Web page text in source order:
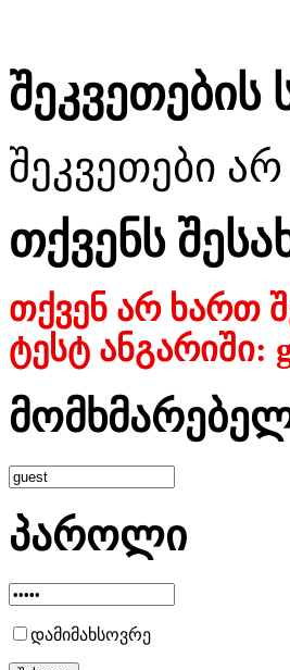
შეკვეთების
შეკვეთები
თქვენს
თქვენ არ ხართ
ტესტ ანგარიში:
პაროლი
დამიმახსოვრე